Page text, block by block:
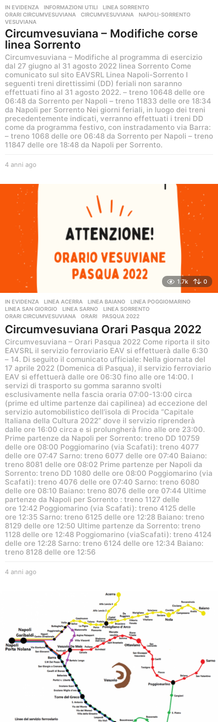
IN EVIDENZA ,INFORMAZIONI UTILI ,LINEA SORRENTO
ORARI CIRCUMVESUVIANA
CIRCUMVESUVIANA ,NAPOLI-SORRENTO
VESUVIANA
Circumvesuviana – Modifiche corse
linea Sorrento
Circumvesuviana – Modifiche al programma di esercizio
dal 27 giugno al 31 agosto 2022 linea Sorrento Come
comunicato sul sito EAVSRL Linea Napoli-Sorrento I
seguenti treni direttissimi (DD) feriali non saranno
effettuati fino al 31 agosto 2022. – treno 10648 delle ore
06:48 da Sorrento per Napoli – treno 11833 delle ore 18:34
da Napoli per Sorrento Nei giorni feriali, in luogo dei treni
precedentemente indicati, verranno effettuati i treni DD
come da programma festivo, con instradamento via Barra:
– treno 1068 delle ore 06:48 da Sorrento per Napoli – treno
11847 delle ore 18:48 da Napoli per Sorrento.
4 anni ago
n
n
i
g
o
1.7k 0
IN EVIDENZA ,LINEA ACERRA ,LINEA BAIANO ,LINEA POGGIOMARINO
LINEA SAN GIORGIO
,LINEA SARNO ,LINEA SORRENTO
ORARI CIRCUMVESUVIANA
ORARI ,PASQUA 2022
Circumvesuviana Orari Pasqua 2022
Circumvesuviana – Orari Pasqua 2022 Come riporta il sito
EAVSRL il servizio ferroviario EAV si effettuerà dalle 6:30
– 14. Di seguito il comunicato ufficiale: Nella giornata del
17 aprile 2022 (Domenica di Pasqua), il servizio ferroviario
EAV si effettuerà dalle ore 06:30 fino alle ore 14:00. I
servizi di trasporto su gomma saranno svolti
esclusivamente nella fascia oraria 07:00-13:00 circa
(prime ed ultime partenze dai capilinea) ad eccezione del
servizio automobilistico dell’isola di Procida “Capitale
Italiana della Cultura 2022” dove il servizio riprenderà
dalle ore 16:00 circa e si prolungherà fino alle ore 23:00.
Prime partenze da Napoli per Sorrento: treno DD 10759
delle ore 08:00 Poggiomarino (via Scafati): treno 4077
delle ore 07:47 Sarno: treno 6077 delle ore 07:40 Baiano:
treno 8081 delle ore 08:02 Prime partenze per Napoli da
Sorrento: treno DD 1080 delle ore 08:00 Poggiomarino (via
Scafati): treno 4076 delle ore 07:40 Sarno: treno 6080
delle ore 08:10 Baiano: treno 8076 delle ore 07:44 Ultime
partenze da Napoli per Sorrento : treno 1127 delle
ore 12:42 Poggiomarino (via Scafati): treno 4125 delle
ore 12:35 Sarno: treno 6125 delle ore 12:28 Baiano: treno
8129 delle ore 12:50 Ultime partenze da Sorrento: treno
1128 delle ore 12:48 Poggiomarino (viaScafati): treno 4124
delle ore 12:28 Sarno: treno 6124 delle ore 12:34 Baiano:
treno 8128 delle ore 12:56
4 anni ago
o